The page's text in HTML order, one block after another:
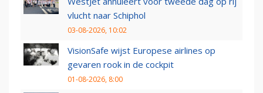
vlucht naar Schiphol
03-08-2026, 10:02
VisionSafe wijst Europese airlines op
gevaren rook in de cockpit
01-08-2026, 8:00